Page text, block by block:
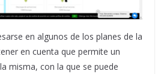
en algunos de los planes de la
en cuenta que permite un
misma, con la que se puede